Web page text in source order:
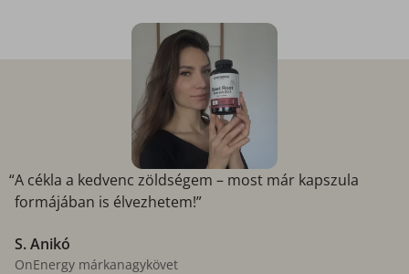
“A cékla a kedvenc zöldségem – most már kapszula
formájában is élvezhetem!”
S. Anikó
OnEnergy márkanagykövet